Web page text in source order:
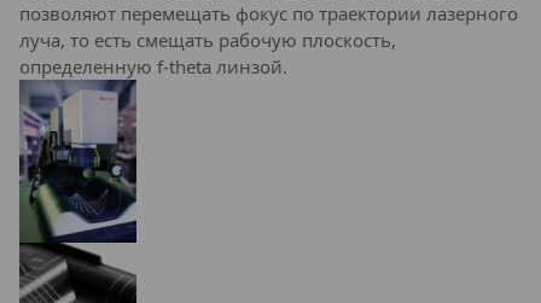
позволяют перемещать фокус по траектории лазерного
луча, то есть смещать рабочую плоскость,
определенную f-theta линзой.